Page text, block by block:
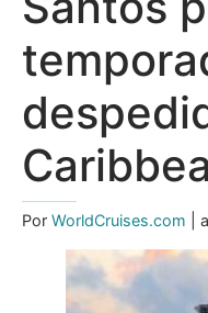
Por WorldCruises.com |